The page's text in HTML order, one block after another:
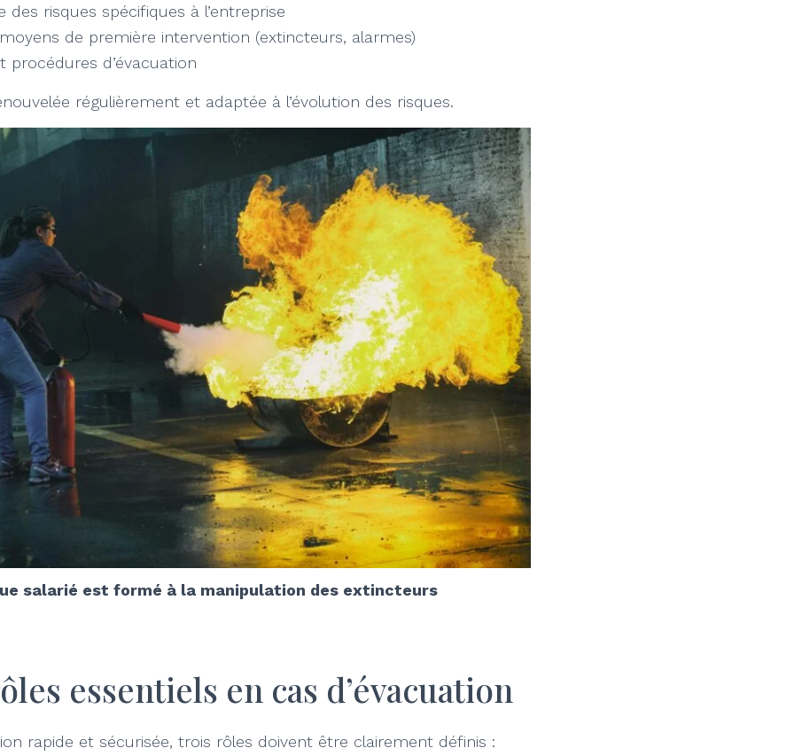
des risques spécifiques à l’entreprise
de première intervention (extincteurs, alarmes)
procédures d’évacuation
régulièrement et adaptée à l’évolution des risques.
salarié est formé à la manipulation des extincteurs
essentiels en cas d’évacuation
rapide et sécurisée, trois rôles doivent être clairement définis :